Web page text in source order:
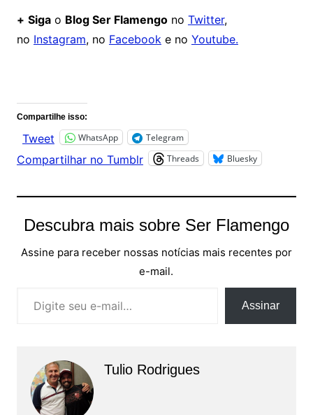
+ Sigao Blog Ser Flamengono Twitter,
no Instagram, no Facebooke no Youtube.
Compartilhe isso:
Tweet WhatsApp Telegram
Compartilhar no Tumblr Threads Bluesky
Descubra mais sobre Ser Flamengo
Assine para receber nossas notícias mais recentes por
e-mail.
Assinar
Tulio Rodrigues